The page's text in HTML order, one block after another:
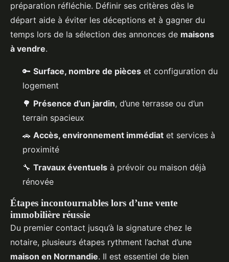
préparation réfléchie. Définir ses critères dès le
départ aide à éviter les déceptions et à gagner du
temps lors de la sélection des annonces de maisons
à vendre.
🔑 Surface, nombre de pièces et configuration du
logement
🌳 Présence d’un jardin, d’une terrasse ou d’un
terrain spacieux
🚗 Accès, environnement immédiat et services à
proximité
🔧 Travaux éventuels à prévoir ou maison déjà
rénovée
Étapes incontournables lors d’une vente
immobilière réussie
Du premier contact jusqu’à la signature chez le
notaire, plusieurs étapes rythment l’achat d’une
maison en Normandie. Il est essentiel de bien